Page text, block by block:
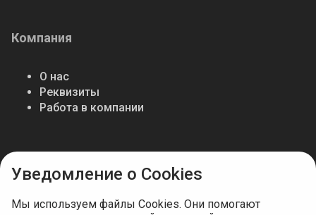
Компания
О нас
Реквизиты
Работа в компании
Мы в соцсетях
Уведомление о Cookies
Мы используем файлы Cookies. Они помогают